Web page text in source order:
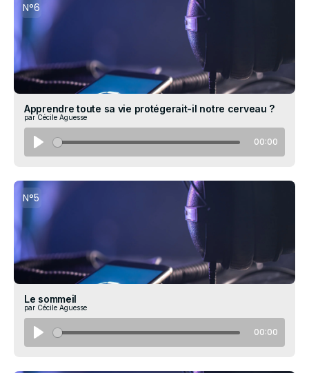
N°6
Apprendre toute sa vie protégerait-il notre cerveau ?
par Cécile Aguesse
00:00
N°5
Le sommeil
par Cécile Aguesse
00:00